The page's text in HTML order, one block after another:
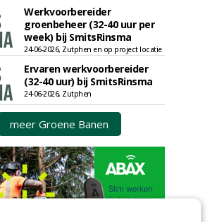
Werkvoorbereider
groenbeheer (32-40 uur per
week) bij SmitsRinsma
24-06-2026, Zutphen en op project locatie
Ervaren werkvoorbereider
(32-40 uur) bij SmitsRinsma
24-06-2026, Zutphen
meer Groene Banen